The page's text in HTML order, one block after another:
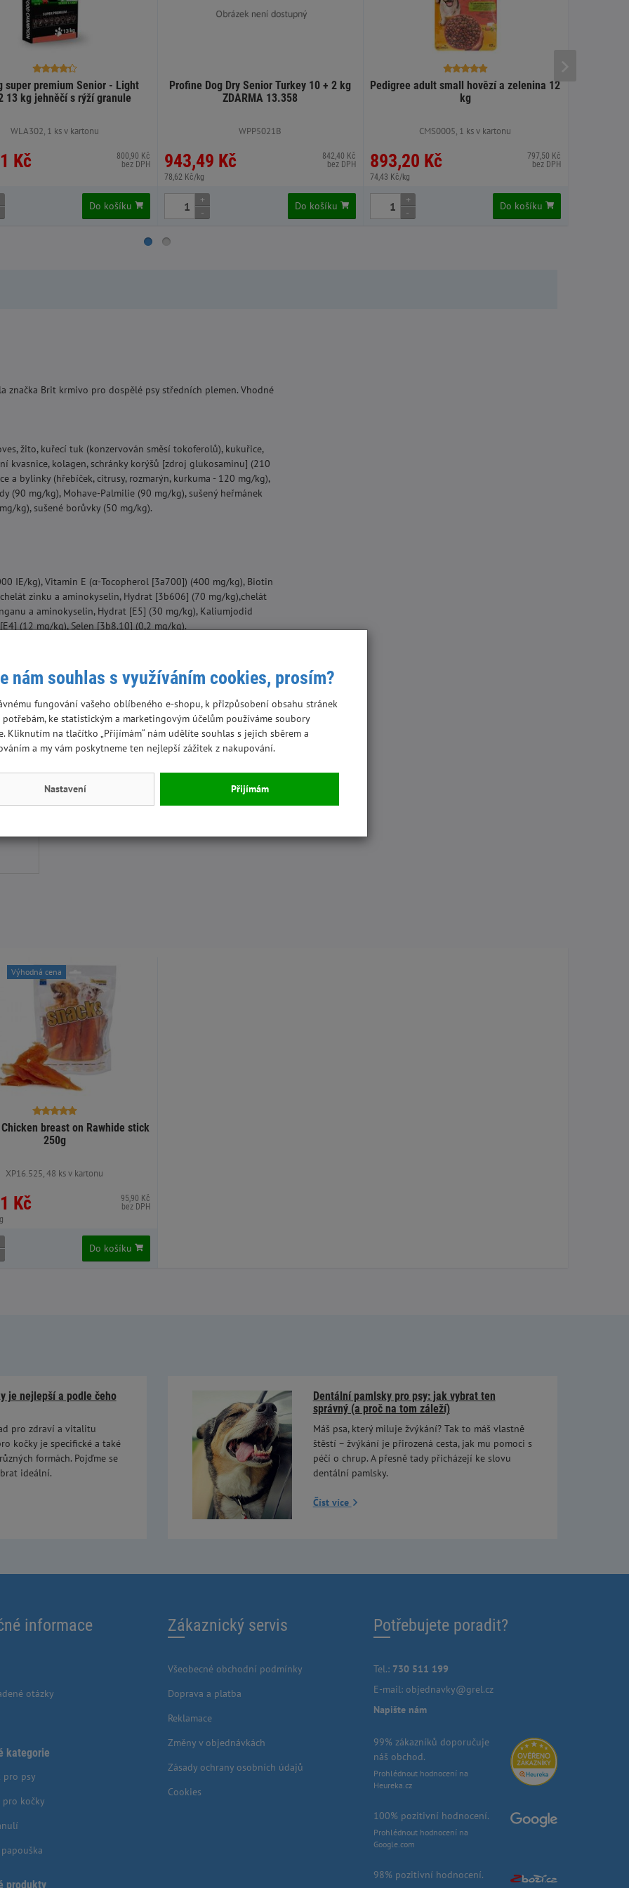
super premium Senior - Light
13 kg jehněčí s rýží granule
WLA302, 1 ks v kartonu
Kč
800,90 Kč
bez DPH
Do košíku
Profine Dog Dry Senior Turkey 10 + 2 kg
ZDARMA 13.358
WPP5021B
943,49 Kč
78,62 Kč/kg
842,40 Kč
bez DPH
+
-
Do košíku
Pedigree adult small hovězí a zelenina 12
kg
CMS0005, 1 ks v kartonu
893,20 Kč
74,43 Kč/kg
797,50 Kč
bez DPH
+
-
Do košíku
značka Brit krmivo pro dospělé psy středních plemen. Vhodné
žito, kuřecí tuk (konzervován směsí tokoferolů), kukuřice,
kvasnice, kolagen, schránky korýšů [zdroj glukosaminu] (210
a bylinky (hřebíček, citrusy, rozmarýn, kurkuma - 120 mg/kg),
(90 mg/kg), Mohave-Palmilie (90 mg/kg), sušený heřmánek
kg), sušené borůvky (50 mg/kg).
IE/kg), Vitamin E (α-Tocopherol [3a700]) (400 mg/kg), Biotin
zinku a aminokyselin, Hydrat [3b606] (70 mg/kg),chelát
a aminokyselin, Hydrat [E5] (30 mg/kg), Kaliumjodid
(12 mg/kg), Selen [3b8.10] (0,2 mg/kg).
breast on Rawhide stick
250g
XP16.525, 48 ks v kartonu
Kč
95,90 Kč
bez DPH
Výhodná cena
Do košíku
je nejlepší a podle čeho
pro zdraví a vitalitu
kočky je specifické a také
formách. Pojďme se
ideální.
Dentální pamlsky pro psy: jak vybrat ten
správný (a proč na tom záleží)
Máš psa, který miluje žvýkání? Tak to máš vlastně
štěstí – žvýkání je přirozená cesta, jak mu pomoci s
péčí o chrup. A přesně tady přicházejí ke slovu
dentální pamlsky.
Číst více
informace
otázky
kategorie
pro psy
kočky
produkty
Zákaznický servis
Všeobecné obchodní podmínky
Doprava a platba
Reklamace
Změny v objednávkách
Zásady ochrany osobních údajů
Cookies
Potřebujete poradit?
Tel.: 730 511 199
E-mail: objednavky@grel.cz
Napište nám
99% zákazníků doporučuje
náš obchod.
Prohlédnout hodnocení na
Heureka.cz
100% pozitivní hodnocení.
Prohlédnout hodnocení na
Google.com
98% pozitivní hodnocení.
nám souhlas s využíváním cookies, prosím?
fungování vašeho oblíbeného e-shopu, k přizpůsobení obsahu stránek
potřebám, ke statistickým a marketingovým účelům používáme soubory
Kliknutím na tlačítko „Přijímám“ nám udělíte souhlas s jejich sběrem a
a my vám poskytneme ten nejlepší zážitek z nakupování.
Nastavení Přijímám